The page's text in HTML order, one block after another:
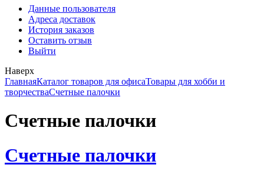
Данные пользователя
Адреса доставок
История заказов
Оставить отзыв
Выйти
Наверх
ГлавнаяКаталог товаров для офисаТовары для хобби и
творчестваСчетные палочки
Счетные палочки
Счетные палочки